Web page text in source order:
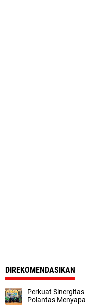
DIREKOMENDASIKAN
Perkuat
Polantas Menyapa